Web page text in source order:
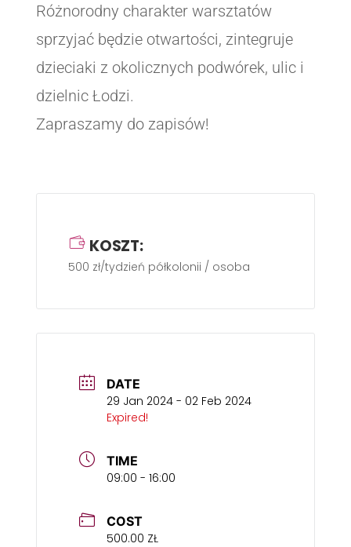
Różnorodny charakter warsztatów
sprzyjać będzie otwartości, zintegruje
dzieciaki z okolicznych podwórek, ulic i
dzielnic Łodzi.
Zapraszamy do zapisów!
KOSZT:
500 zł/tydzień półkolonii / osoba
DATE
29 Jan 2024 - 02 Feb 2024
Expired!
TIME
09:00 - 16:00
COST
500.00 ZŁ